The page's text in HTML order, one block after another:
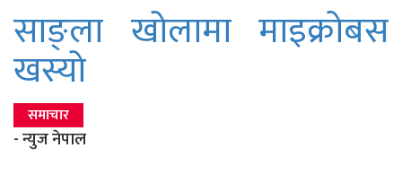
साङ्ला खोलामा माइक्रोबस
खस्याे
समाचार
- न्युज नेपाल